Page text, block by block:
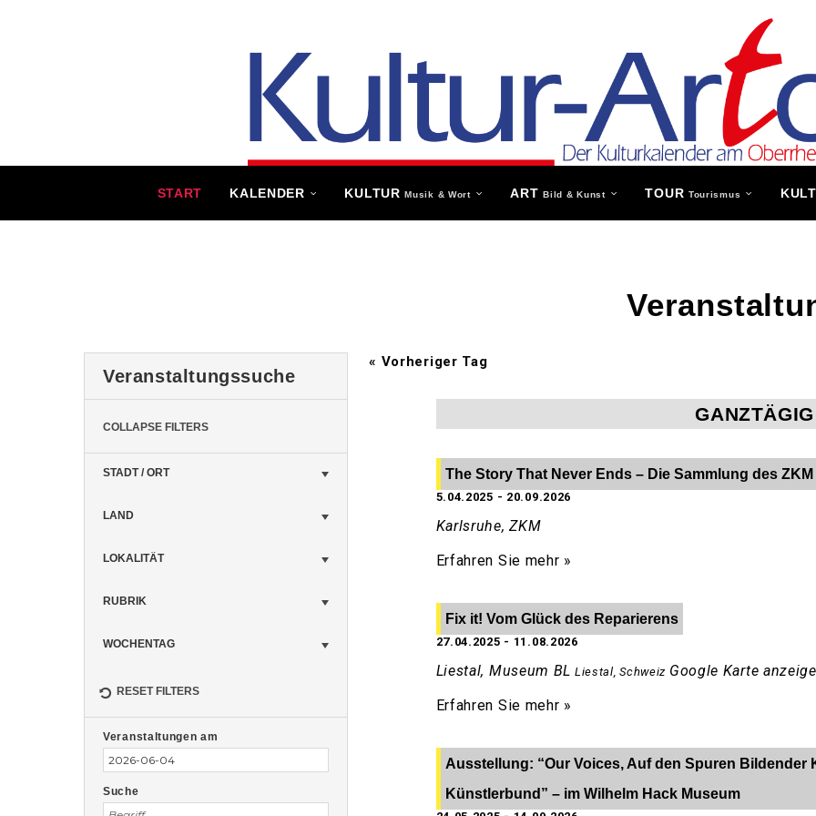
START KALENDER KULTURMusik & Wort ARTBild & Kunst TOUR Tourismus
Veranstaltungssuche
COLLAPSE FILTERS
STADT / ORT
LAND
LOKALITÄT
RUBRIK
WOCHENTAG
RESET FILTERS
Suche
und
Navigation
Veranstaltungen
SucheVeranstaltungen am
Suche
« Vorheriger Tag
GANZTÄGIG
The Story That Never Ends – Die Sammlung des ZKM
5.04.2025 - 20.09.2026
Karlsruhe, ZKM
Erfahren Sie mehr »
Fix it! Vom Glück des Reparierens
27.04.2025 - 11.08.2026
Liestal, Museum BL Liestal Schweiz Google Karte
Erfahren Sie mehr »
Ausstellung: “Our Voices, Auf den Spuren Bildender
Künstlerbund” – im Wilhelm Hack Museum